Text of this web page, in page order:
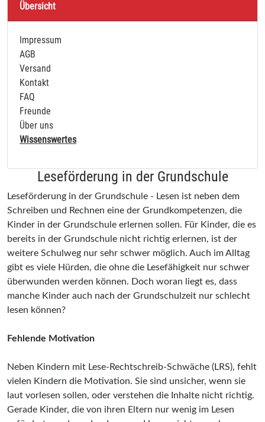
Übersicht
Impressum
AGB
Versand
Kontakt
FAQ
Freunde
Über uns
Wissenswertes
Leseförderung in der Grundschule
Leseförderung in der Grundschule - Lesen ist neben dem
Schreiben und Rechnen eine der Grundkompetenzen, die
Kinder in der Grundschule erlernen sollen. Für Kinder, die es
bereits in der Grundschule nicht richtig erlernen, ist der
weitere Schulweg nur sehr schwer möglich. Auch im Alltag
gibt es viele Hürden, die ohne die Lesefähigkeit nur schwer
überwunden werden können. Doch woran liegt es, dass
manche Kinder auch nach der Grundschulzeit nur schlecht
lesen können?
Fehlende Motivation
Neben Kindern mit Lese-Rechtschreib-Schwäche (LRS), fehlt
vielen Kindern die Motivation. Sie sind unsicher, wenn sie
laut vorlesen sollen, oder verstehen die Inhalte nicht richtig.
Gerade Kinder, die von ihren Eltern nur wenig im Lesen